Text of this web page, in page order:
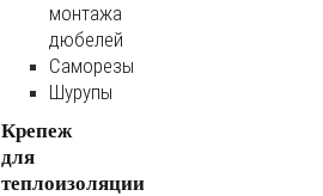
монтажа
дюбелей
Саморезы
Шурупы
Крепеж
для
теплоизоляции